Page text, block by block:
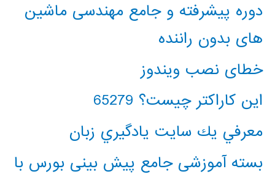
دوره پیشرفته و جامع مهندسی ماشین
های بدون راننده
خطای نصب ویندوز
این کاراکتر چیست؟ 65279
معرفي يك سايت يادگيري زبان
بسته آموزشی جامع پیش بینی بورس با